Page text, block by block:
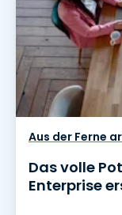
Aus der Ferne
Das volle
Enterprise